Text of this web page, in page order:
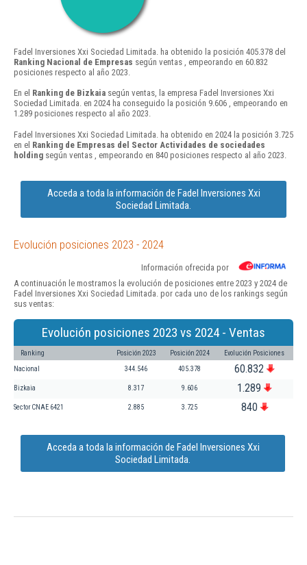
Fadel Inversiones Xxi Sociedad Limitada. ha obtenido la posición 405.378 del
Ranking Nacional de Empresas según ventas , empeorando en 60.832
posiciones respecto al año 2023.
En el Ranking de Bizkaia según ventas, la empresa Fadel Inversiones Xxi
Sociedad Limitada. en 2024 ha conseguido la posición 9.606 , empeorando en
1.289 posiciones respecto al año 2023.
Fadel Inversiones Xxi Sociedad Limitada. ha obtenido en 2024 la posición 3.725
en el Ranking de Empresas del Sector Actividades de sociedades
holding según ventas , empeorando en 840 posiciones respecto al año 2023.
Acceda a toda la información de Fadel Inversiones Xxi
Sociedad Limitada.
Evolución posiciones 2023 - 2024
Información ofrecida por
A continuación le mostramos la evolución de posiciones entre 2023 y 2024 de
Fadel Inversiones Xxi Sociedad Limitada. por cada uno de los rankings según
sus ventas:
Evolución posiciones 2023 vs 2024 - Ventas
Ranking Posición 2023 Posición 2024 Evolución Posiciones
Nacional 344.546 405.378 60.832
Bizkaia 8.317 9.606 1.289
Sector CNAE 6421 2.885 3.725 840
Acceda a toda la información de Fadel Inversiones Xxi
Sociedad Limitada.